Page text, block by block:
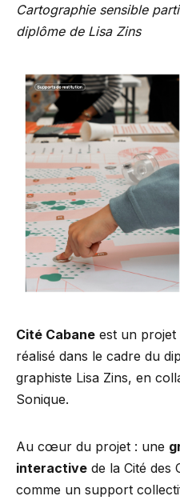
Cartographie sensible
diplôme de Lisa Zins
Cité Cabane est un projet
réalisé dans le cadre du
graphiste Lisa Zins, en
Sonique.
Au cœur du projet : une
interactive de la Cité des
comme un support